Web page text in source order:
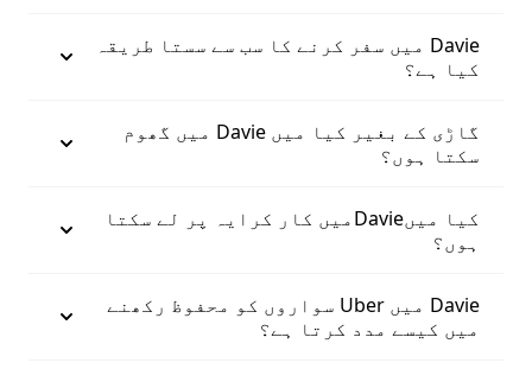
Davie میں سفر کرنے کا سب سے سستا طریقہ
کیا ہے؟
گاڑی کے بغیر کیا میں Davie میں گھوم
سکتا ہوں؟
کیا میںDavieمیں کار کرایہ پر لے سکتا
ہوں؟
Davie میں Uber سواروں کو محفوظ رکھنے
میں کیسے مدد کرتا ہے؟